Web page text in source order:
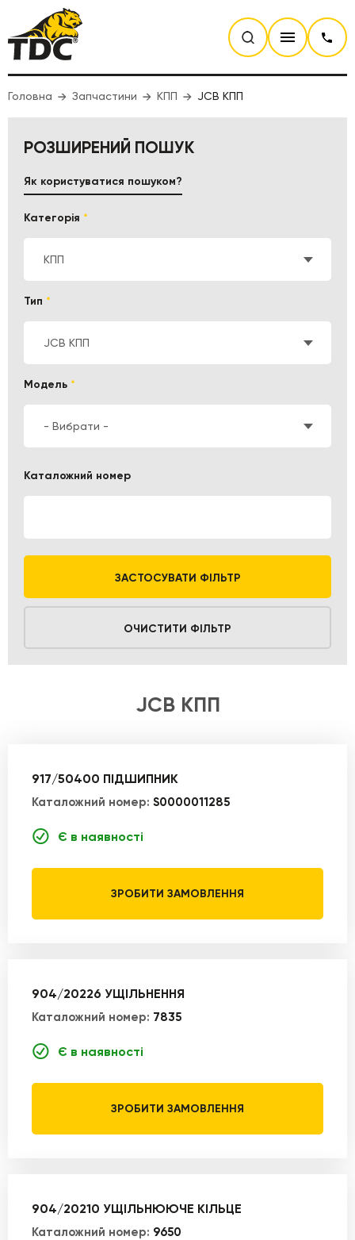
Головна Запчастини КПП JCB КПП
РОЗШИРЕНИЙ ПОШУК
Категорія *
КПП
Тип *
JCB КПП
Модель *
- Вибрати -
Каталожний номер
ЗАСТОСУВАТИ ФІЛЬТР
ОЧИСТИТИ ФІЛЬТР
Як користуватися пошуком?
JCB КПП
917/50400 ПІДШИПНИК
Каталожний номер: S0000011285
Є в наявності
ЗРОБИТИ ЗАМОВЛЕННЯ
904/20226 УЩІЛЬНЕННЯ
Каталожний номер: 7835
Є в наявності
ЗРОБИТИ ЗАМОВЛЕННЯ
904/20210 УЩІЛЬНЮЮЧЕ КІЛЬЦЕ
Каталожний номер: 9650